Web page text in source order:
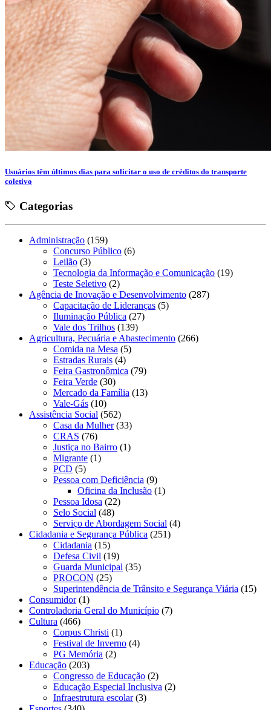
Usuários têm últimos dias para solicitar o uso de créditos do transporte
coletivo
Categorias
Administração (159)
Concurso Público (6)
Leilão (3)
Tecnologia da Informação e Comunicação (19)
Teste Seletivo (2)
Agência de Inovação e Desenvolvimento (287)
Capacitação de Lideranças (5)
Iluminação Pública (27)
Vale dos Trilhos (139)
Agricultura, Pecuária e Abastecimento (266)
Comida na Mesa (5)
Estradas Rurais (4)
Feira Gastronômica (79)
Feira Verde (30)
Mercado da Família (13)
Vale-Gás (10)
Assistência Social (562)
Casa da Mulher(33)
CRAS (76)
Justiça no Bairro (1)
Migrante (1)
PCD (5)
Pessoa com Deficiência (9)
Oficina da Inclusão (1)
Pessoa Idosa (22)
Selo Social (48)
Serviço de Abordagem Social (4)
Cidadania e Segurança Pública (251)
Cidadania (15)
Defesa Civil (19)
Guarda Municipal (35)
PROCON (25)
Superintendência de Trânsito e Segurança Viária (15)
Consumidor(1)
Controladoria Geral do Município (7)
Cultura (466)
Corpus Christi (1)
Festival de Inverno (4)
PG Memória (2)
Educação (203)
Congresso de Educação (2)
Educação Especial Inclusiva (2)
Infraestrutura escolar(3)